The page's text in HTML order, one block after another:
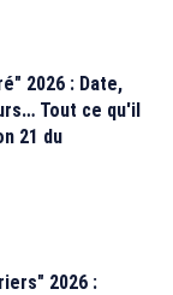
2026 : Date,
Tout ce qu'il
21 du
2026 :